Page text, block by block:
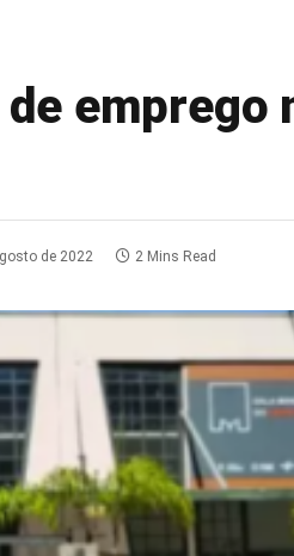
emprego
de 2022 2 Mins Read